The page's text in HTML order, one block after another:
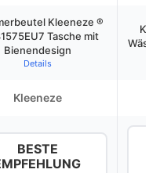
Kleeneze ®
Tasche mit
Bienendesign
Details
Kleeneze
BESTE